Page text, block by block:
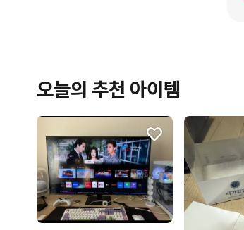
오늘의 추천 아이템